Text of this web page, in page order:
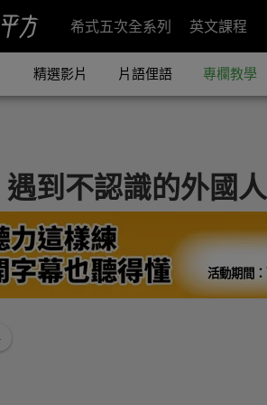
希式五次全系列 英文課程
精選影片 片語俚語 專欄教學
遇到不認識的外國
活動期間：